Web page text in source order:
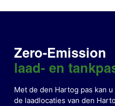
Zero-Emission
laad- en
Met de den Hartog pas kan
de laadlocaties van den